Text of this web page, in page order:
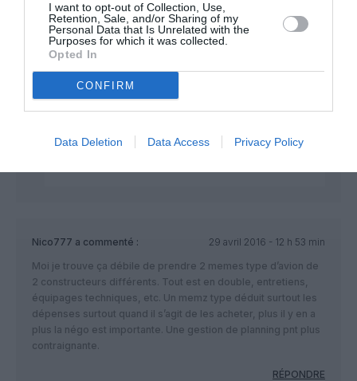
I want to opt-out of Collection, Use,
Retention, Sale, and/or Sharing of my
Personal Data that Is Unrelated with the
Purposes for which it was collected.
Opted In
CONFIRM
Data Deletion Data Access Privacy Policy
RÉPONDRE
Nico777 a commenté :
29 avril 2016 - 12 h 53 min
Moi je trouve ça débile de prendre 2 memes type d’avion de
2 constructeurs différents. Tout est en double, entretiens,
équipages techniques, etc. Un memz type déduit surtout les
dépenses surtout quand il s’agit de les acheter, plus il y en a
plus la négo est importante. Une gestion de planning pnt plus
contraignante.
RÉPONDRE